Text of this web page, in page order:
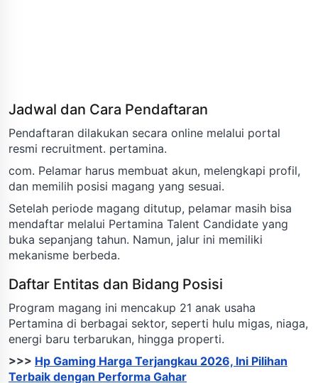
Jadwal dan Cara Pendaftaran
Pendaftaran dilakukan secara online melalui portal
resmi recruitment. pertamina.
com. Pelamar harus membuat akun, melengkapi profil,
dan memilih posisi magang yang sesuai.
Setelah periode magang ditutup, pelamar masih bisa
mendaftar melalui Pertamina Talent Candidate yang
buka sepanjang tahun. Namun, jalur ini memiliki
mekanisme berbeda.
Daftar Entitas dan Bidang Posisi
Program magang ini mencakup 21 anak usaha
Pertamina di berbagai sektor, seperti hulu migas, niaga,
energi baru terbarukan, hingga properti.
>>> Hp Gaming Harga Terjangkau 2026, Ini Pilihan
Terbaik dengan Performa Gahar